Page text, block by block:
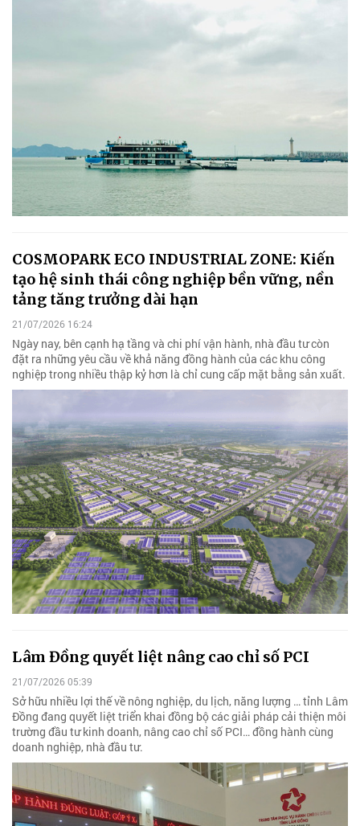
COSMOPARK ECO INDUSTRIAL ZONE: Kiến
tạo hệ sinh thái công nghiệp bền vững, nền
tảng tăng trưởng dài hạn
21/07/2026 16:24
Ngày nay, bên cạnh hạ tầng và chi phí vận hành, nhà đầu tư còn
đặt ra những yêu cầu về khả năng đồng hành của các khu công
nghiệp trong nhiều thập kỷ hơn là chỉ cung cấp mặt bằng sản xuất.
Lâm Đồng quyết liệt nâng cao chỉ số PCI
21/07/2026 05:39
Sở hữu nhiều lợi thế về nông nghiệp, du lịch, năng lượng … tỉnh Lâm
Đồng đang quyết liệt triển khai đồng bộ các giải pháp cải thiện môi
trường đầu tư kinh doanh, nâng cao chỉ số PCI… đồng hành cùng
doanh nghiệp, nhà đầu tư.